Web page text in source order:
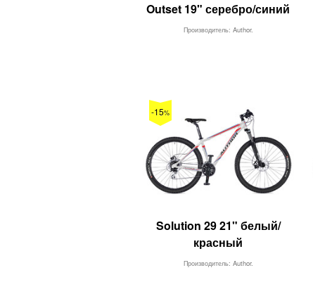
Outset 19" серебро/синий
Производитель: Author.
-15%
Solution 29 21" белый/
красный
Производитель: Author.